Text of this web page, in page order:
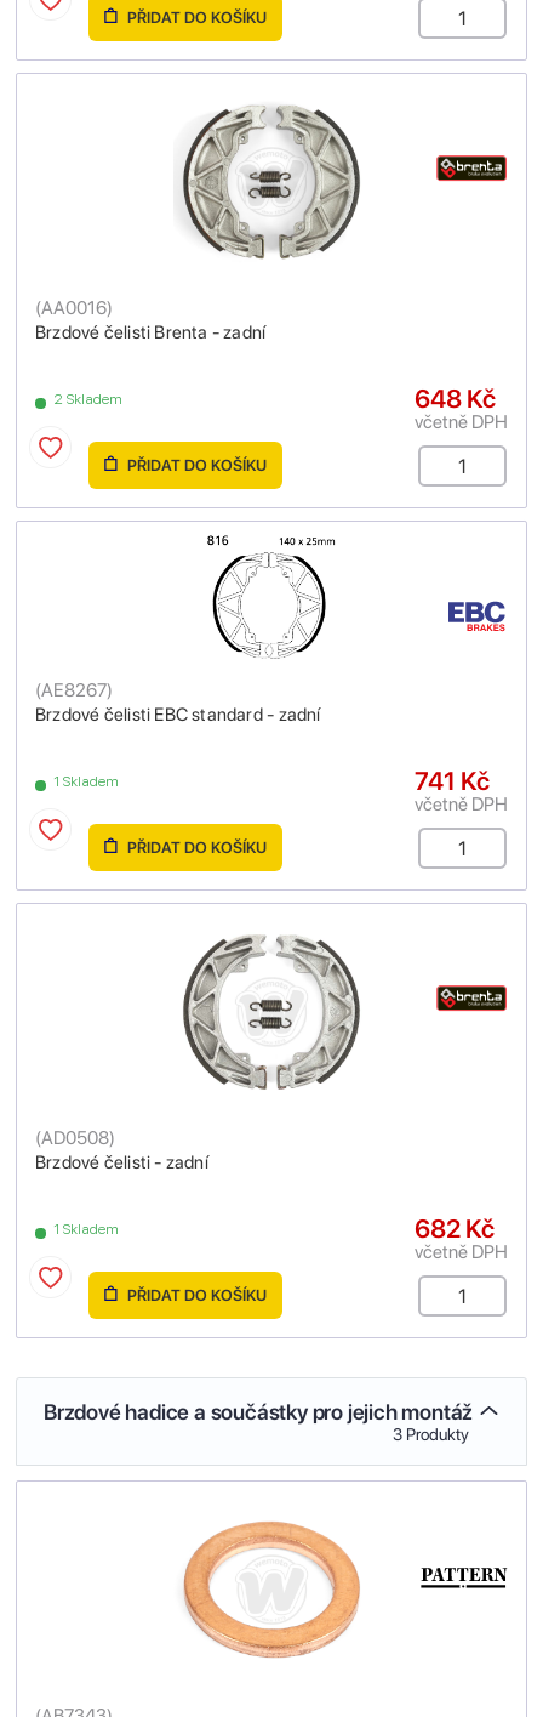
PŘIDAT DO KOŠÍKU
Brzdové čelisti Brenta - zadní
(AA0016)
2 Skladem 648 Kč
včetně DPH
PŘIDAT DO KOŠÍKU
Brzdové čelisti EBC standard - zadní
(AE8267)
1 Skladem 741 Kč
včetně DPH
PŘIDAT DO KOŠÍKU
Brzdové čelisti - zadní
(AD0508)
1 Skladem 682 Kč
včetně DPH
PŘIDAT DO KOŠÍKU
Brzdové hadice a součástky pro jejich montáž
3 Produkty